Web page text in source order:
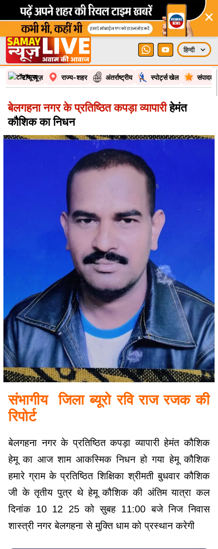
×
टॉप न्यूज़ राज्य-शहर अंतर्राष्ट्रीय स्पोर्ट्स खेल
बेलगहना नगर के प्रतिष्ठित कपड़ा व्यापारीहेमंत
कौशिक का निधन
संभागीय जिला ब्यूरो रवि राज रजक की
रिपोर्ट
बेलगहना नगर के प्रतिष्ठित कपड़ा व्यापारी हेमंत कौशिक
हेमू का आज शाम आकस्मिक निधन हो गया हेमू कौशिक
हमारे ग्राम के प्रतिष्ठित शिक्षिका श्रीमती बुधवार कौशिक
जी के तृतीय पुत्र थे हेमू कौशिक की अंतिम यात्रा कल
दिनांक 10 12 25 को सुबह 11:00 बजे निज निवास
शास्त्री नगर बेलगहना से मुक्ति धाम को प्रस्थान करेगी